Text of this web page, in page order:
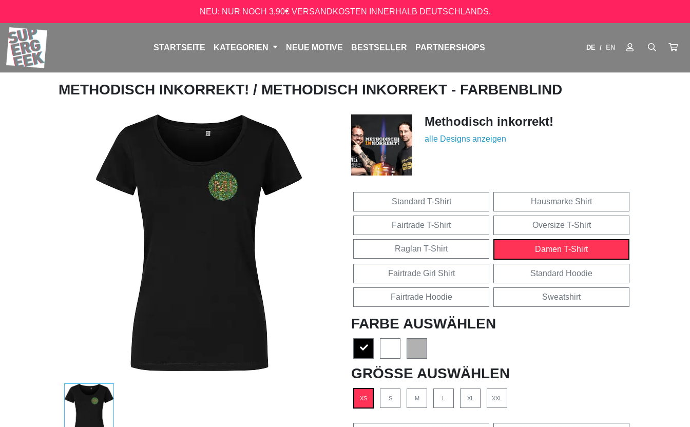
NEU: NUR NOCH 3,90€ VERSANDKOSTEN INNERHALB DEUTSCHLANDS.
STARTSEITE KATEGORIEN NEUE MOTIVE BESTSELLER PARTNERSHOPS DE / EN
METHODISCH INKORREKT! / METHODISCH INKORREKT - FARBENBLIND
Methodisch inkorrekt!
alle Designs anzeigen
Standard T-Shirt Hausmarke Shirt
Fairtrade T-Shirt Oversize T-Shirt
Raglan T-Shirt Damen T-Shirt
Fairtrade Girl Shirt Standard Hoodie
Fairtrade Hoodie Sweatshirt
FARBE AUSWÄHLEN
GRÖSSE AUSWÄHLEN
XS S M L XL XXL